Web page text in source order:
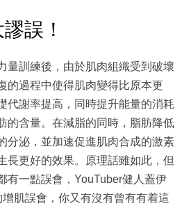
誤！
量訓練後，由於肌肉組織受到破壞
的過程中使得肌肉變得比原本更
代謝率提高，同時提升能量的消耗
的含量。在減脂的同時，脂肪降低
分泌，並加速促進肌肉合成的激素
長更好的效果。原理話雖如此，但
有一點誤會，YouTuber健人蓋伊
肌誤會，你又有沒有曾有有着這